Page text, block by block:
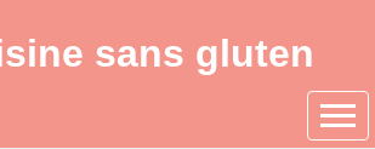
sans gluten